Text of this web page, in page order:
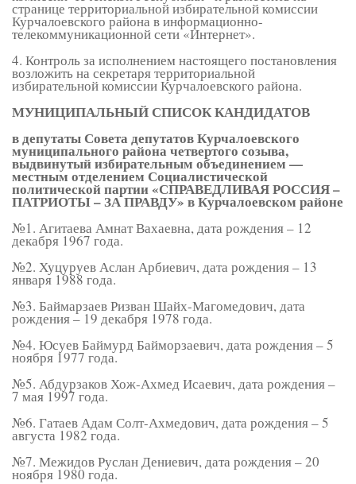
странице территориальной избирательной комиссии
Курчалоевского района в информационно-
телекоммуникационной сети «Интернет».
4. Контроль за исполнением настоящего постановления
возложить на секретаря территориальной
избирательной комиссии Курчалоевского района.
МУНИЦИПАЛЬНЫЙ СПИСОК КАНДИДАТОВ
в депутаты Совета депутатовКурчалоевского
муниципального района четвертого созыва,
выдвинутый избирательным объединением —
местным отделением Социалистической
политической партии «СПРАВЕДЛИВАЯ РОССИЯ –
ПАТРИОТЫ – ЗА ПРАВДУ» в Курчалоевском районе
№1. Агитаева Амнат Вахаевна, дата рождения – 12
декабря 1967 года.
№2. Хуцуруев Аслан Арбиевич, дата рождения – 13
января 1988 года.
№3. Баймарзаев Ризван Шайх-Магомедович, дата
рождения – 19 декабря 1978 года.
№4. Юсуев Баймурд Байморзаевич, дата рождения – 5
ноября 1977 года.
№5. Абдурзаков Хож-Ахмед Исаевич, дата рождения –
7 мая 1997 года.
№6. Гатаев Адам Солт-Ахмедович, дата рождения – 5
августа 1982 года.
№7. Межидов Руслан Дениевич, дата рождения – 20
ноября 1980 года.